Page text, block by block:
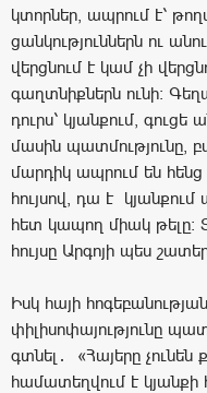
կտորներ, ապրում է՝
ցանկություններն ու
վերցնում է կամ չի
գաղտնիքներն ունի։
դուրս՝ կյանքում,
մասին պատմությունը,
մարդիկ ապրում են
հույսով, դա է կյանքում
հետ կապող միակ թելը։
հույսը Արգոյի պես
Իսկ հայի
փիլիսոփայությունը
գտնել․ «Հայերը
համատեղվում է